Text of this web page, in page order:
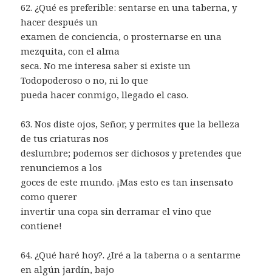
62. ¿Qué es preferible: sentarse en una taberna, y
hacer después un
examen de conciencia, o prosternarse en una
mezquita, con el alma
seca. No me interesa saber si existe un
Todopoderoso o no, ni lo que
pueda hacer conmigo, llegado el caso.
63. Nos diste ojos, Señor, y permites que la belleza
de tus criaturas nos
deslumbre; podemos ser dichosos y pretendes que
renunciemos a los
goces de este mundo. ¡Mas esto es tan insensato
como querer
invertir una copa sin derramar el vino que
contiene!
64. ¿Qué haré hoy?. ¿Iré a la taberna o a sentarme
en algún jardín, bajo